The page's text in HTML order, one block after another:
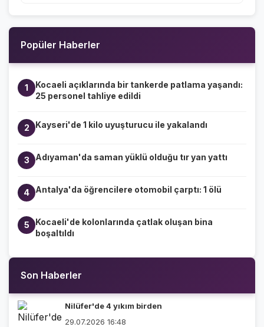
Popüler Haberler
1
Kocaeli açıklarında bir tankerde patlama yaşandı:
25 personel tahliye edildi
2 Kayseri'de 1 kilo uyuşturucu ile yakalandı
3 Adıyaman'da saman yüklü olduğu tır yan yattı
4 Antalya'da öğrencilere otomobil çarptı: 1 ölü
5
Kocaeli'de kolonlarında çatlak oluşan bina
boşaltıldı
Son Haberler
Nilüfer'de 4 yıkım birden
29.07.2026 16:48